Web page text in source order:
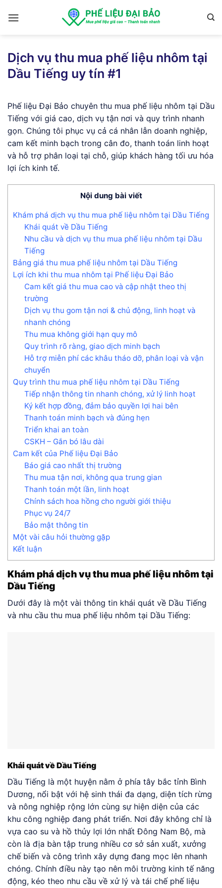
Dịch vụ thu mua phế liệu nhôm tại
Dầu Tiếng uy tín #1
Phế liệu Đại Bảo chuyên thu mua phế liệu nhôm tại Dầu
Tiếng với giá cao, dịch vụ tận nơi và quy trình nhanh
gọn. Chúng tôi phục vụ cả cá nhân lẫn doanh nghiệp,
cam kết minh bạch trong cân đo, thanh toán linh hoạt
và hỗ trợ phân loại tại chỗ, giúp khách hàng tối ưu hóa
lợi ích kinh tế.
Nội dung bài viết
Khám phá dịch vụ thu mua phế liệu nhôm tại Dầu Tiếng
Khái quát về Dầu Tiếng
Nhu cầu và dịch vụ thu mua phế liệu nhôm tại Dầu
Tiếng
Bảng giá thu mua phế liệu nhôm tại Dầu Tiếng
Lợi ích khi thu mua nhôm tại Phế liệu Đại Bảo
Cam kết giá thu mua cao và cập nhật theo thị
trường
Dịch vụ thu gom tận nơi & chủ động, linh hoạt và
nhanh chóng
Thu mua không giới hạn quy mô
Quy trình rõ ràng, giao dịch minh bạch
Hỗ trợ miễn phí các khâu tháo dỡ, phân loại và vận
chuyển
Quy trình thu mua phế liệu nhôm tại Dầu Tiếng
Tiếp nhận thông tin nhanh chóng, xử lý linh hoạt
Ký kết hợp đồng, đảm bảo quyền lợi hai bên
Thanh toán minh bạch và đúng hẹn
Triển khai an toàn
CSKH – Gắn bó lâu dài
Cam kết của Phế liệu Đại Bảo
Báo giá cao nhất thị trường
Thu mua tận nơi, không qua trung gian
Thanh toán một lần, linh hoạt
Chính sách hoa hồng cho người giới thiệu
Phục vụ 24/7
Bảo mật thông tin
Một vài câu hỏi thường gặp
Kết luận
Khám phá dịch vụ thu mua phế liệu nhôm tại
Dầu Tiếng
Dưới đây là một vài thông tin khái quát về Dầu Tiếng
và nhu cầu thu mua phế liệu nhôm tại Dầu Tiếng:
Khái quát về Dầu Tiếng
Dầu Tiếng là một huyện nằm ở phía tây bắc tỉnh Bình
Dương, nổi bật với hệ sinh thái đa dạng, diện tích rừng
và nông nghiệp rộng lớn cùng sự hiện diện của các
khu công nghiệp đang phát triển. Nơi đây không chỉ là
vựa cao su và hồ thủy lợi lớn nhất Đông Nam Bộ, mà
còn là địa bàn tập trung nhiều cơ sở sản xuất, xưởng
chế biến và công trình xây dựng đang mọc lên nhanh
chóng. Chính điều này tạo nên môi trường kinh tế năng
động, kéo theo nhu cầu về xử lý và tái chế phế liệu